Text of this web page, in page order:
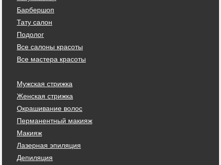
Барбершоп
Тату салон
Подолог
Все салоны красоты
Все мастера красоты
Мужская стрижка
Женская стрижка
Окрашивание волос
Перманентный макияж
Макияж
Лазерная эпиляция
Депиляция